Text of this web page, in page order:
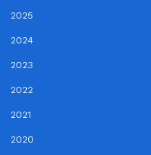
2025
2024
2023
2022
2021
2020